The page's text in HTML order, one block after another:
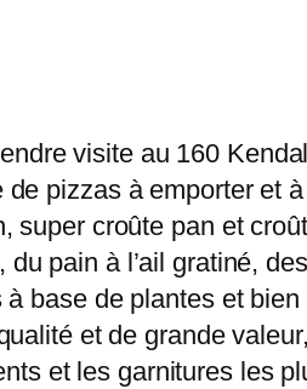
visite au 160
pizzas à emporter et
croûte pan et
pain à l’ail gratiné,
base de plantes et
et de grande
et les garnitures les